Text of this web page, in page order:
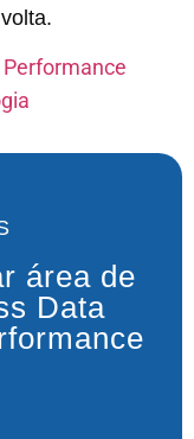
Performance
área de
Data